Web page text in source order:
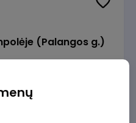
(Palangos g.)